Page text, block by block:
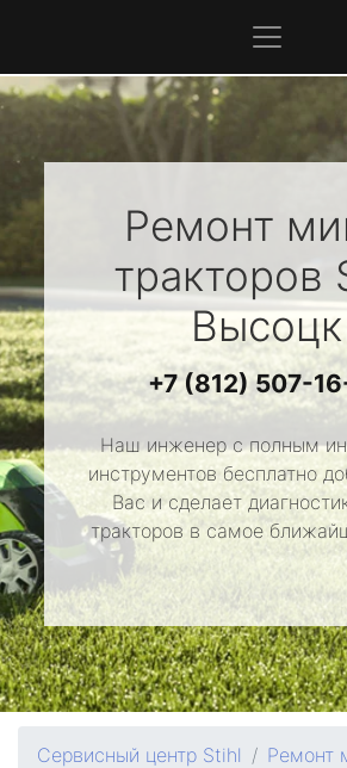
Ремонт
тракторов
Высоцк
+7 (812) 507-
Наш инженер с полным
инструментов бесплатно
Вас и сделает
тракторов в самое
Сервисный центр Stihl
Ремонт